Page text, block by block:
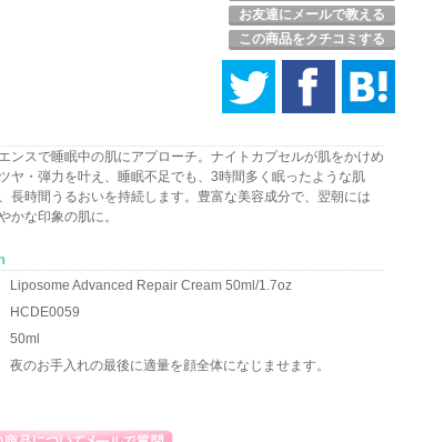
お友達にメールで教える
この商品をクチコミする
ンスで睡眠中の肌にアプローチ。ナイトカプセルが肌をかけめ
ヤ・弾力を叶え、睡眠不足でも、3時間多く眠ったような肌
長時間うるおいを持続します。豊富な美容成分で、翌朝には
かな印象の肌に。
Liposome Advanced Repair Cream 50ml/1.7oz
HCDE0059
50ml
夜のお手入れの最後に適量を顔全体になじませます。